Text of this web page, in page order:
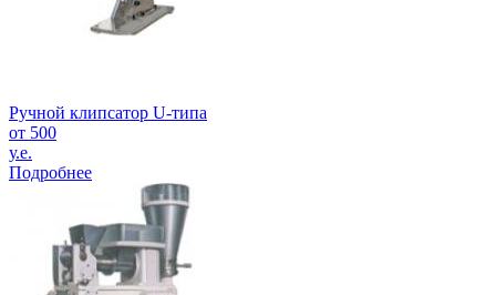
Ручной клипсатор U-типа
от 500
у.е.
Подробнее